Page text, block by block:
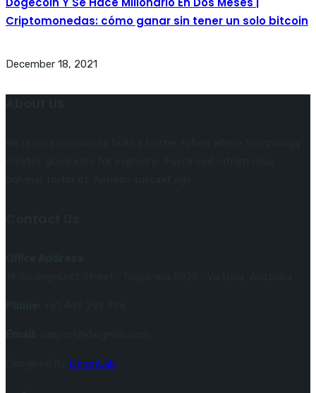
Criptomonedas: cómo ganar sin tener un solo bitcoin
December 18, 2021
DxignLab